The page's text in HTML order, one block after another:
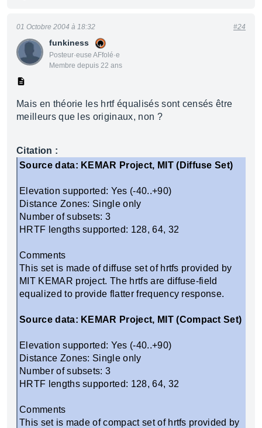
funkiness
Posteur·euse AFfolé·e
Membre depuis 22 ans
01 Octobre 2004 à 18:32 #24
Mais en théorie les hrtf équalisés sont censés être
meilleurs que les originaux, non ?
Citation :
Source data: KEMAR Project, MIT (Diffuse Set)
Elevation supported: Yes (-40..+90)
Distance Zones: Single only
Number of subsets: 3
HRTF lengths supported: 128, 64, 32
Comments
This set is made of diffuse set of hrtfs provided by
MIT KEMAR project. The hrtfs are diffuse-field
equalized to provide flatter frequency response.
Source data: KEMAR Project, MIT (Compact Set)
Elevation supported: Yes (-40..+90)
Distance Zones: Single only
Number of subsets: 3
HRTF lengths supported: 128, 64, 32
Comments
This set is made of compact set of hrtfs provided by